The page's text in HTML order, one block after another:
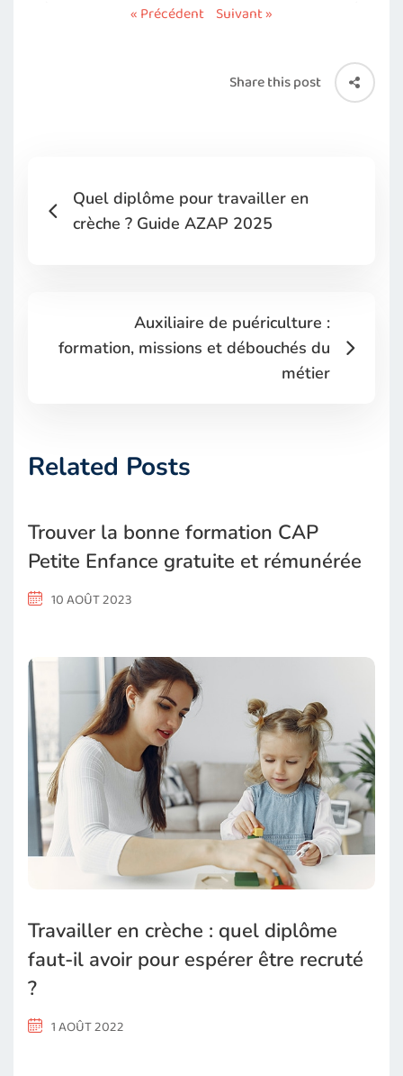
« Précédent Suivant »
Share this post
Quel diplôme pour travailler en
crèche ? Guide AZAP 2025
Auxiliaire de puériculture :
formation, missions et débouchés du
métier
Related Posts
Trouver la bonne formation CAP
Petite Enfance gratuite et rémunérée
10 AOÛT 2023
Travailler en crèche : quel diplôme
faut-il avoir pour espérer être recruté
?
1 AOÛT 2022